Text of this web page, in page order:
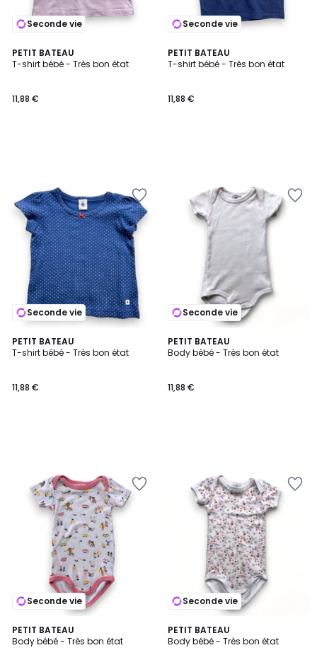
Seconde vie
PETIT BATEAU
T-shirt bébé - Très bon état
11,88 €
Seconde vie
PETIT BATEAU
T-shirt bébé - Très bon état
11,88 €
Seconde vie
PETIT BATEAU
T-shirt bébé - Très bon état
11,88 €
Seconde vie
PETIT BATEAU
Body bébé - Très bon état
11,88 €
Seconde vie
PETIT BATEAU
Body bébé - Très bon état
Seconde vie
PETIT BATEAU
Body bébé - Très bon état